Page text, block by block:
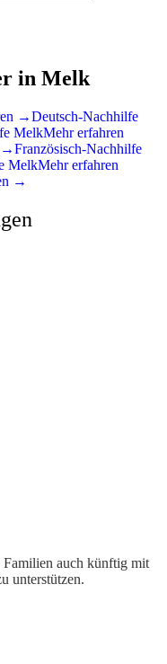
in Melk
→Deutsch-Nachhilfe
MelkMehr erfahren
→Französisch-Nachhilfe
MelkMehr erfahren
→
Familien auch künftig mit
unterstützen.